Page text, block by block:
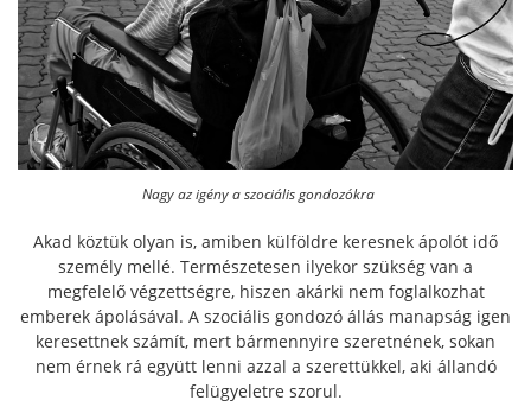
Nagy az igény a szociális gondozókra
Akad köztük olyan is, amiben külföldre keresnek ápolót idő
személy mellé. Természetesen ilyekor szükség van a
megfelelő végzettségre, hiszen akárki nem foglalkozhat
emberek ápolásával. A szociális gondozó állás manapság igen
keresettnek számít, mert bármennyire szeretnének, sokan
nem érnek rá együtt lenni azzal a szerettükkel, aki állandó
felügyeletre szorul.